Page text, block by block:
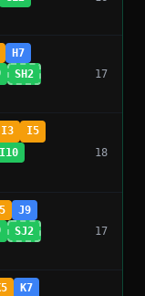
H7
SH2
17
I3
I5
I10
18
J9
SJ2
17
K7